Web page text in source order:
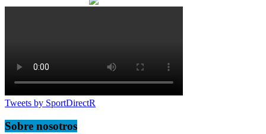
Tweets by SportDirectR
Sobre nosotros